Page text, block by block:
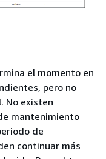
el momento en
pero no
No existen
mantenimiento
de
continuar más